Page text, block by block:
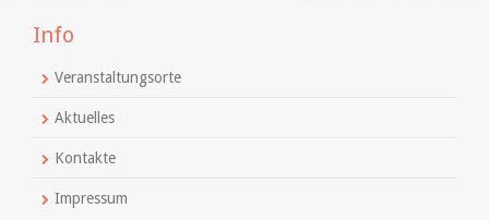
Info
Veranstaltungsorte
Aktuelles
Kontakte
Impressum